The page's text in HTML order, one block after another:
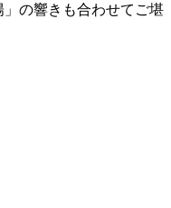
の響きも合わせてご堪